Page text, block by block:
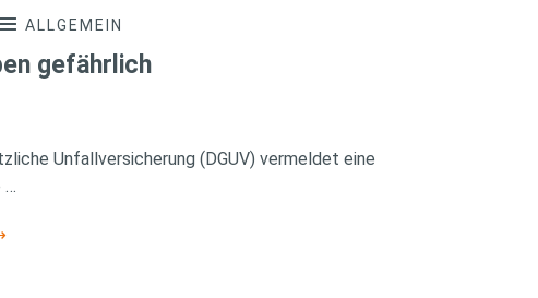
ALLGEMEIN
gefährlich
Unfallversicherung (DGUV) vermeldet eine
…